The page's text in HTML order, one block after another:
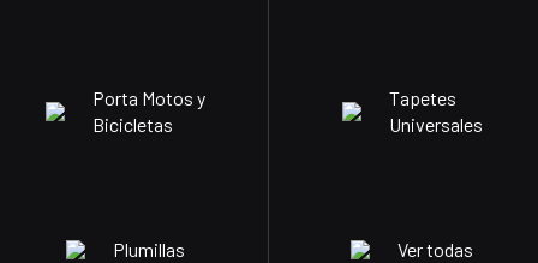
Porta Motos y
Bicicletas
Tapetes
Universales
Plumillas Ver todas